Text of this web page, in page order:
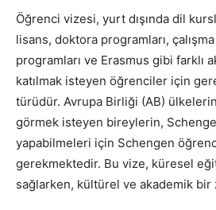
Öğrenci vizesi, yurt dışında dil
lisans, doktora programları,
programları ve Erasmus gibi farklı
katılmak isteyen öğrenciler için
türüdür. Avrupa Birliği (AB)
görmek isteyen bireylerin,
yapabilmeleri için Schengen
gerekmektedir. Bu vize, küresel
sağlarken, kültürel ve akademik bir